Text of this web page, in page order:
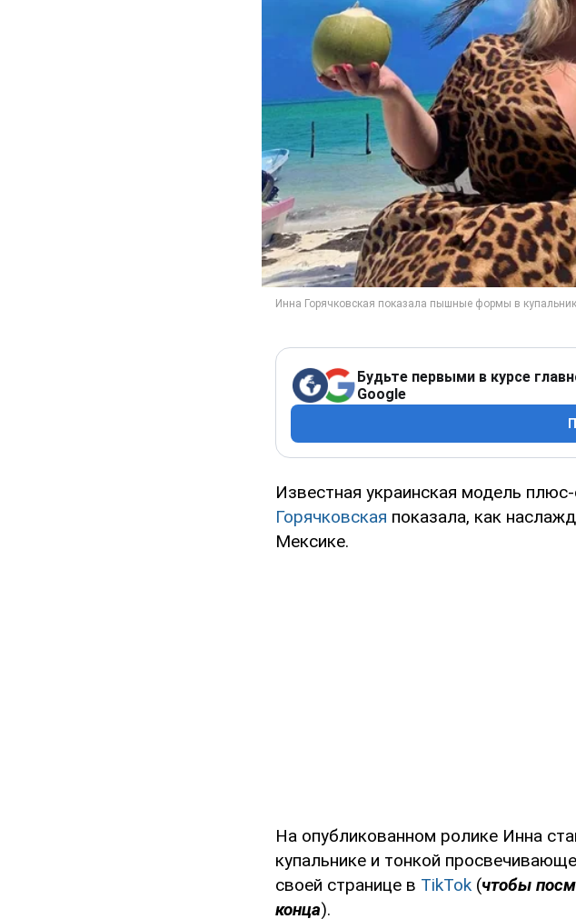
Будьте первыми в курсе
Google
Известная украинская модель
Горячковская показала, как
Мексике.
На опубликованном ролике Инна
купальнике и тонкой
своей странице в TikTok (чтобы
конца).